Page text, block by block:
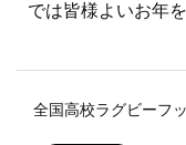
では皆様よいお年
全国高校ラグビーフ